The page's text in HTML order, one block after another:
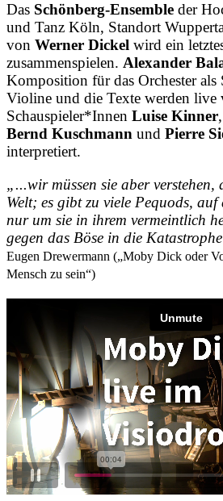
Das Schönberg-Ensemble der
und Tanz Köln, Standort
von Werner Dickel wird ein
zusammenspielen. Alexander
Komposition für das Orchester als
Violine und die Texte werden live
Schauspieler*Innen Luise Kinner,
Bernd Kuschmann und Pierre
interpretiert.
„...wir müssen sie aber verstehen,
Welt; es gibt zu viele Pequods,
nur um sie in ihrem vermeintlich
gegen das Böse in die
Eugen Drewermann („Moby Dick oder
Mensch zu sein“)